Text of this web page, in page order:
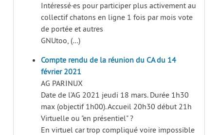
Intéressé·es pour participer plus activement au
collectif chatons en ligne 1 fois par mois vote
de portée et autres
GNUtoo, (…)
Compte rendu de la réunion du CA du 14
février 2021
AG PARINUX
Date de l’AG 2021 jeudi 18 mars. Durée 1h30
max (objectif 1h00). Accueil 20h30 début 21h
Virtuelle ou "en présentiel" ?
En virtuel car trop compliqué voire impossible